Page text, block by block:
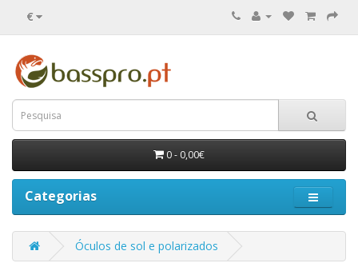
€
0 - 0,00€
Categorias
Óculos de sol e polarizados